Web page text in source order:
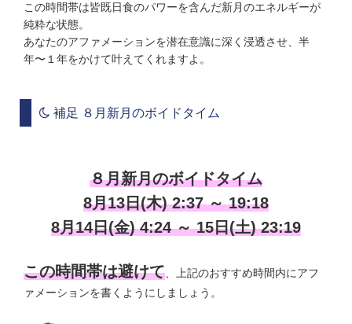
この時間帯は皆既日食のパワーを含んだ新月のエネルギーが
純粋な状態。
あなたのアファメーションを潜在意識に深く浸透させ、半
年〜１年をかけて叶えてくれますよ。
補足 ８月新月のボイドタイム
８月新月のボイドタイム
8月13日(木) 2:37 ～ 19:18
8月14日(金) 4:24 ～ 15日(土) 23:19
この時間帯は避けて 、上記のおすすめ時間内にアフ
ァメーションを書くようにしましょう。